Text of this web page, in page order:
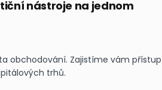
nástroje na jednom
obchodování. Zajistíme vám přístup
trhů.